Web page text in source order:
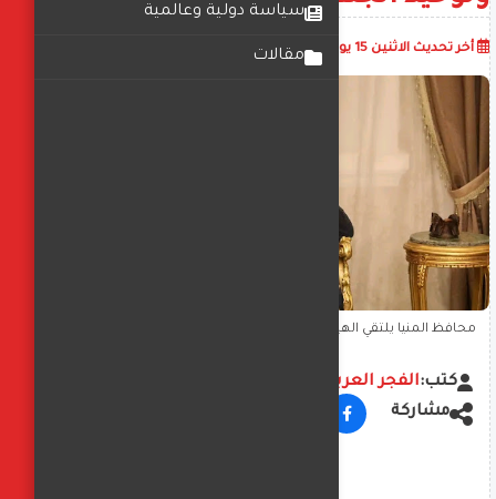
سياسة دولية وعالمية
مقالات أخر تحديث الاثنين 15 يوليو 2024 07:18:22 م
محافظ المنيا يلتقي الهيئة البرلمانية لحزب مستقبل وطن ويؤكد: "لا
كتب:الفجر العربي
مشاركة